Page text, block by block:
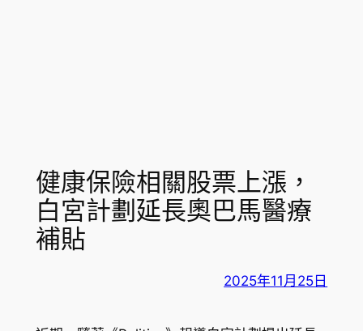
健康保險相關股票上漲，
白宮計劃延長奧巴馬醫療
補貼
2025年11月25日